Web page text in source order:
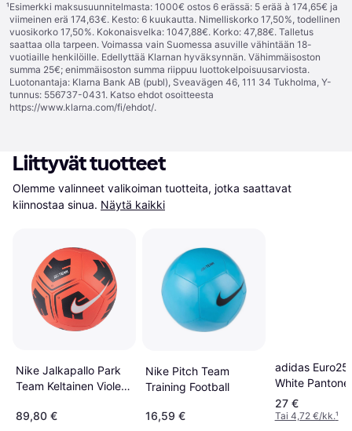
¹Esimerkki maksusuunnitelmasta: 1000€ ostos 6 erässä: 5 erää à 174,65€ ja
viimeinen erä 174,63€. Kesto: 6 kuukautta. Nimelliskorko 17,50%, todellinen
vuosikorko 17,50%. Kokonaisvelka: 1047,88€. Korko: 47,88€. Talletus
saattaa olla tarpeen. Voimassa vain Suomessa asuville vähintään 18-
vuotiaille henkilöille. Edellyttää Klarnan hyväksynnän. Vähimmäisoston
summa 25€; enimmäisoston summa riippuu luottokelpoisuusarviosta.
Luotonantaja: Klarna Bank AB (publ), Sveavägen 46, 111 34 Tukholma, Y-
tunnus: 556737-0431. Katso ehdot osoitteesta
https://www.klarna.com/fi/ehdot/.
Liittyvät tuotteet
Olemme valinneet valikoiman tuotteita, jotka saattavat
kiinnostaa sinua. Näytä kaikki
Nike Jalkapallo Park
Team Keltainen Violetti
cU8033-720
89,80 €
Nike Pitch Team
Training Football
16,59 €
adidas Euro25
White
Lemon
27 €
Tai 4,72 €/kk.¹